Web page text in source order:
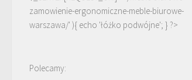
zamowienie-ergonomiczne-meble-biurowe-
warszawa/' ){ echo 'łóżko podwójne'; } ?>
Polecamy: